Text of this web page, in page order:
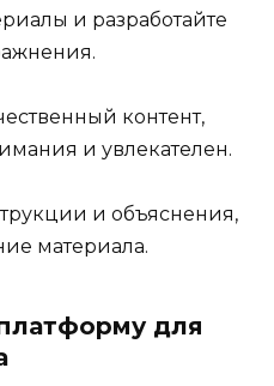
и разработайте
контент,
и увлекателен.
и объяснения,
материала.
для